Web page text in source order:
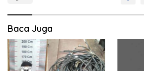
Baca Juga